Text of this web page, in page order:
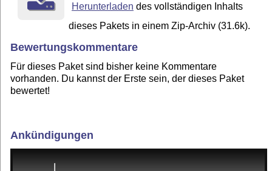
Herunterladen des vollständigen Inhalts
dieses Pakets in einem Zip-Archiv (31.6k).
Bewertungskommentare
Für dieses Paket sind bisher keine Kommentare
vorhanden. Du kannst der Erste sein, der dieses Paket
bewertet!
Ankündigungen